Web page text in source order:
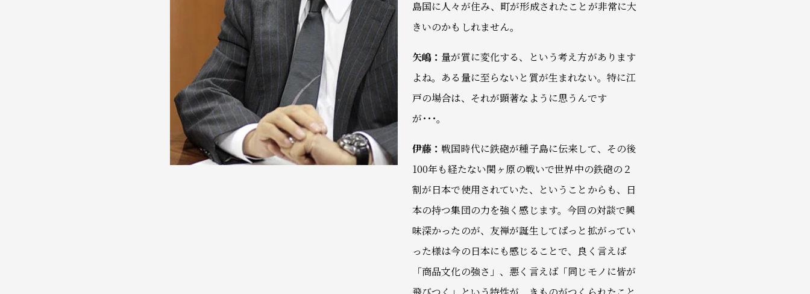
島国に人々が住み、町が形成されたことが非常に大
きいのかもしれません。
矢嶋： 量が質に変化する、という考え方があります
よね。ある量に至らないと質が生まれない。特に江
戸の場合は、それが顕著なように思うんです
が･･･。
伊藤：戦国時代に鉄砲が種子島に伝来して、その後
100年も経たない関ヶ原の戦いで世界中の鉄砲の２
割が日本で使用されていた、ということからも、日
本の持つ集団の力を強く感じます。今回の対談で興
味深かったのが、友禅が誕生してぱっと拡がってい
った様は今の日本にも感じることで、良く言えば
「商品文化の強さ」、悪く言えば「同じモノに皆が